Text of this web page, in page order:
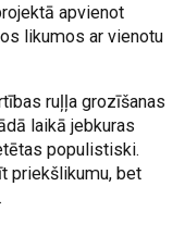
apvienot
likumos ar vienotu
ruļļa grozīšanas
laikā jebkuras
populistiski.
priekšlikumu, bet